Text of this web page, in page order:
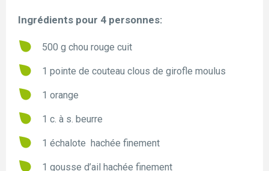
Ingrédients pour 4 personnes:
500 g chou rouge cuit
1 pointe de couteau clous de girofle moulus
1 orange
1 c. à s. beurre
1 échalote hachée finement
1 gousse d’ail hachée finement